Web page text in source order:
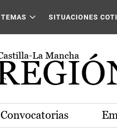
TEMAS SITUACIONES
Convocatorias